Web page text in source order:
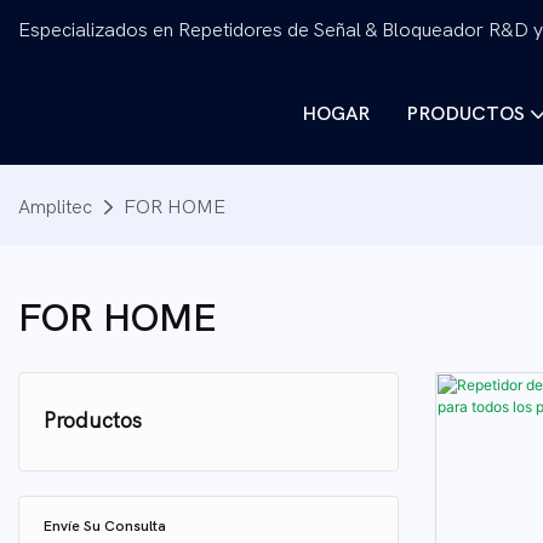
Especializados en Repetidores de Señal & Bloqueador R&D
HOGAR PRODUCTOS
Amplitec FOR HOME
FOR HOME
Productos
+ Repetidor de señal móvil
Envíe Su Consulta